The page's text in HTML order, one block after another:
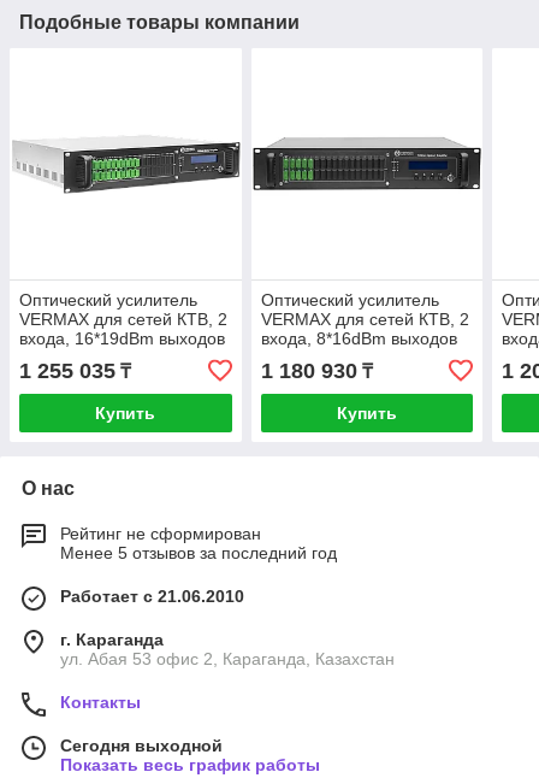
Подобные товары компании
Оптический усилитель
VERMAX для сетей КТВ, 2
входа, 16*19dBm выходов
1 255 035 ₸
Купить
Оптический усилитель
VERMAX для сетей КТВ, 2
входа, 8*16dBm выходов
1 180 930₸
Купить
1
О нас
Рейтинг не сформирован
Менее 5 отзывов за последний год
Работает с 21.06.2010
г. Караганда
ул. Абая 53 офис 2, Караганда, Казахстан
Контакты
Сегодня выходной
Показать весь график работы